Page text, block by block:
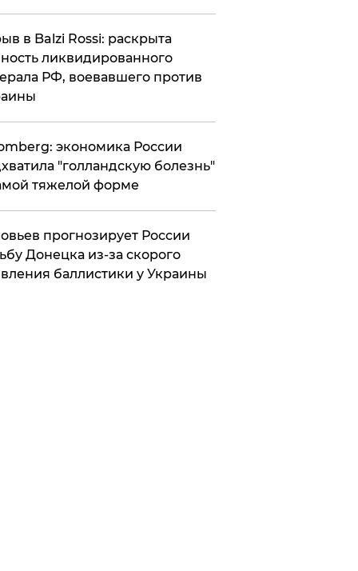
в Balzi Rossi: раскрыта
ликвидированного
РФ, воевавшего против
экономика России
"голландскую болезнь"
тяжелой форме
прогнозирует России
Донецка из-за скорого
баллистики у Украины